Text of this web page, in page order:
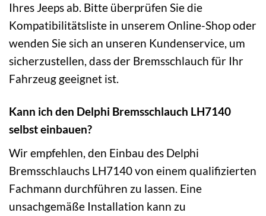
Ihres Jeeps ab. Bitte überprüfen Sie die
Kompatibilitätsliste in unserem Online-Shop oder
wenden Sie sich an unseren Kundenservice, um
sicherzustellen, dass der Bremsschlauch für Ihr
Fahrzeug geeignet ist.
Kann ich den Delphi Bremsschlauch LH7140
selbst einbauen?
Wir empfehlen, den Einbau des Delphi
Bremsschlauchs LH7140 von einem qualifizierten
Fachmann durchführen zu lassen. Eine
unsachgemäße Installation kann zu